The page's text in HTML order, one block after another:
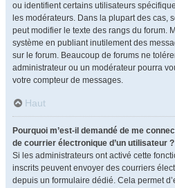
ou identifient certains utilisateurs
les modérateurs. Dans la plupart des cas,
peut modifier le texte des rangs du forum.
système en publiant inutilement des
sur le forum. Beaucoup de forums ne
administrateur ou un modérateur pourra
votre compteur de messages.
Haut
Pourquoi m’est-il demandé de me
de courrier électronique d’un utilisateur ?
Si les administrateurs ont activé cette
inscrits peuvent envoyer des courriers
depuis un formulaire dédié. Cela permet